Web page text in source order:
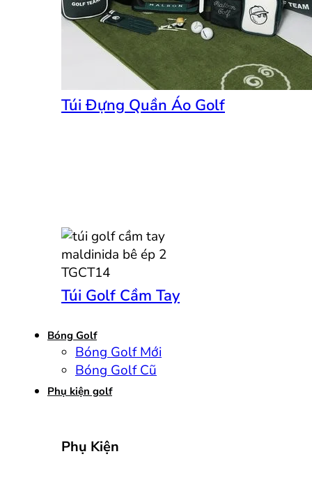
Túi Đựng Quần Áo Golf
Túi Golf Cầm Tay
Bóng Golf
Bóng Golf Mới
Bóng Golf Cũ
Phụ kiện golf
Phụ Kiện